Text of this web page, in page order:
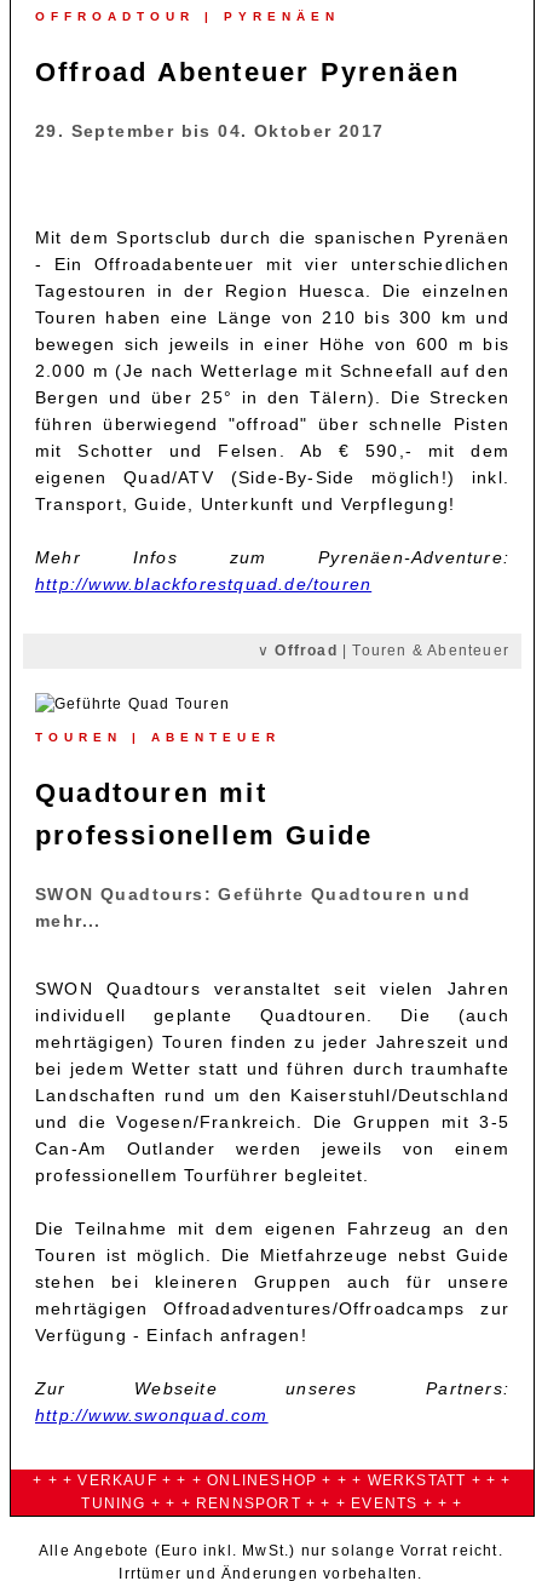
OFFROADTOUR | PYRENÄEN
Offroad Abenteuer Pyrenäen
29. September bis 04. Oktober 2017
Mit dem Sportsclub durch die spanischen Pyrenäen
- Ein Offroadabenteuer mit vier unterschiedlichen
Tagestouren in der Region Huesca. Die einzelnen
Touren haben eine Länge von 210 bis 300 km und
bewegen sich jeweils in einer Höhe von 600 m bis
2.000 m (Je nach Wetterlage mit Schneefall auf den
Bergen und über 25° in den Tälern). Die Strecken
führen überwiegend "offroad" über schnelle Pisten
mit Schotter und Felsen. Ab € 590,- mit dem
eigenen Quad/ATV (Side-By-Side möglich!) inkl.
Transport, Guide, Unterkunft und Verpflegung!
Mehr Infos zum Pyrenäen-Adventure:
http://www.blackforestquad.de/touren
∨Offroad | Touren & Abenteuer
TOUREN | ABENTEUER
Quadtouren mit
professionellem Guide
SWON Quadtours: Geführte Quadtouren und
mehr...
SWON Quadtours veranstaltet seit vielen Jahren
individuell geplante Quadtouren. Die (auch
mehrtägigen) Touren finden zu jeder Jahreszeit und
bei jedem Wetter statt und führen durch traumhafte
Landschaften rund um den Kaiserstuhl/Deutschland
und die Vogesen/Frankreich. Die Gruppen mit 3-5
Can-Am Outlander werden jeweils von einem
professionellem Tourführer begleitet.
Die Teilnahme mit dem eigenen Fahrzeug an den
Touren ist möglich. Die Mietfahrzeuge nebst Guide
stehen bei kleineren Gruppen auch für unsere
mehrtägigen Offroadadventures/Offroadcamps zur
Verfügung - Einfach anfragen!
Zur Webseite unseres Partners:
http://www.swonquad.com
+ + + VERKAUF + + + ONLINESHOP + + + WERKSTATT + + +
TUNING + + + RENNSPORT + + + EVENTS + + +
Alle Angebote (Euro inkl. MwSt.) nur solange Vorrat reicht.
Irrtümer und Änderungen vorbehalten.